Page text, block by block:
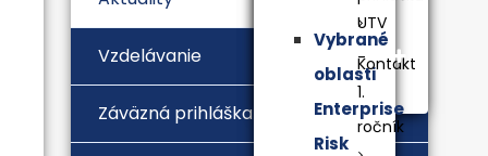
Kontakt
UTV
-
1.
ročník
Vybrané
oblasti
Enterprise
Risk
Vzdelávanie
Záväzná prihláška